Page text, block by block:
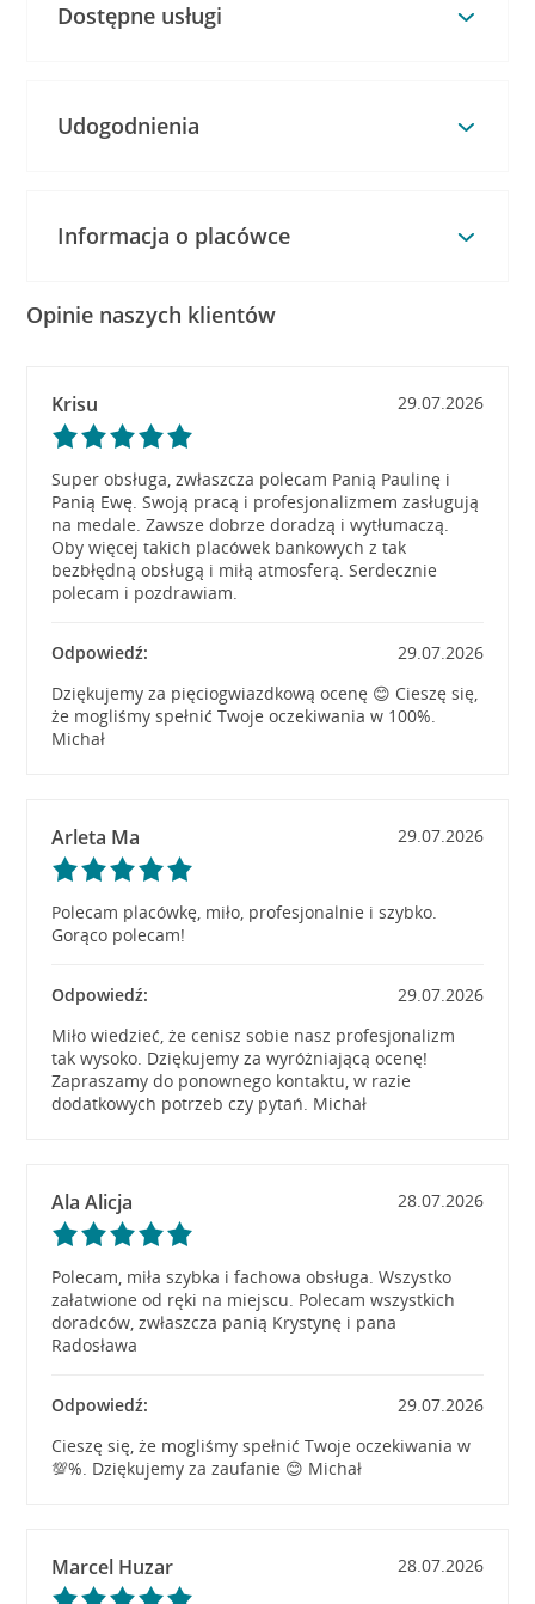
Dostępne usługi
Udogodnienia
Informacja o placówce
Opinie naszych klientów
Krisu 29.07.2026
Super obsługa, zwłaszcza polecam Panią Paulinę i
Panią Ewę. Swoją pracą i profesjonalizmem zasługują
na medale. Zawsze dobrze doradzą i wytłumaczą.
Oby więcej takich placówek bankowych z tak
bezbłędną obsługą i miłą atmosferą. Serdecznie
polecam i pozdrawiam.
Odpowiedź:
29.07.2026
Dziękujemy za pięciogwiazdkową ocenę 😊 Cieszę się,
że mogliśmy spełnić Twoje oczekiwania w 100%.
Michał
Arleta Ma 29.07.2026
Polecam placówkę, miło, profesjonalnie i szybko.
Gorąco polecam!
Odpowiedź:
29.07.2026
Miło wiedzieć, że cenisz sobie nasz profesjonalizm
tak wysoko. Dziękujemy za wyróżniającą ocenę!
Zapraszamy do ponownego kontaktu, w razie
dodatkowych potrzeb czy pytań. Michał
Ala Alicja 28.07.2026
Polecam, miła szybka i fachowa obsługa. Wszystko
załatwione od ręki na miejscu. Polecam wszystkich
doradców, zwłaszcza panią Krystynę i pana
Radosława
Odpowiedź:
29.07.2026
Cieszę się, że mogliśmy spełnić Twoje oczekiwania w
💯%. Dziękujemy za zaufanie 😊 Michał
Marcel Huzar 28.07.2026